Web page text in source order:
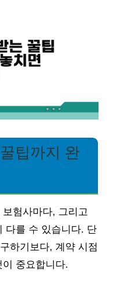
팁까지 완
험사마다, 그리고
다를 수 있습니다. 단
하기보다, 계약 시점
중요합니다.